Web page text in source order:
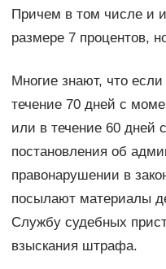
Причем в том числе и
размере 7 процентов,
Многие знают, что
течение 70 дней с
или в течение 60 дней
постановления об
правонарушении в
посылают материалы
Службу судебных
взыскания штрафа.